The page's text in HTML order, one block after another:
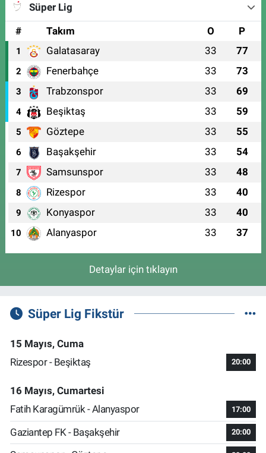
Süper Lig
#
Takım O P
1 Galatasaray 33 77
2 Fenerbahçe 33 73
3 Trabzonspor 33 69
4 Beşiktaş 33 59
5 Göztepe 33 55
6 Başakşehir 33 54
7 Samsunspor 33 48
8 Rizespor 33 40
9 Konyaspor 33 40
10 Alanyaspor 33 37
Detaylar için tıklayın
Süper Lig Fikstür
15 Mayıs, Cuma
Rizespor - Beşiktaş
20:00
16 Mayıs, Cumartesi
Fatih Karagümrük - Alanyaspor
17:00
Gaziantep FK - Başakşehir 20:00